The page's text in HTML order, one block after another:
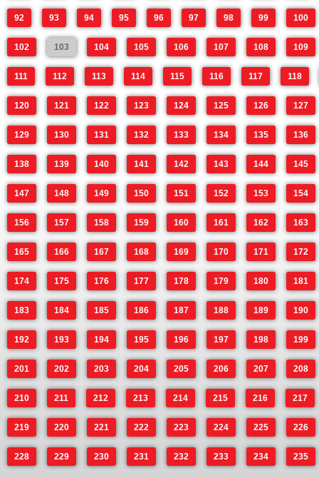
92 93 94 95 96 97 98 99 100
102 103 104 105 106 107 108 109
111 112 113 114 115 116 117 118
120 121 122 123 124 125 126 127
129 130 131 132 133 134 135 136
138 139 140 141 142 143 144 145
147 148 149 150 151 152 153 154
156 157 158 159 160 161 162 163
165 166 167 168 169 170 171 172
174 175 176 177 178 179 180 181
183 184 185 186 187 188 189 190
192 193 194 195 196 197 198 199
201 202 203 204 205 206 207 208
210 211 212 213 214 215 216 217
219 220 221 222 223 224 225 226
228 229 230 231 232 233 234 235